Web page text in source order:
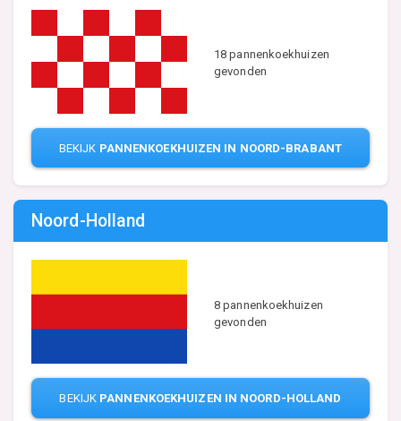
18 pannenkoekhuizen
gevonden
BEKIJK PANNENKOEKHUIZEN IN NOORD-BRABANT
Noord-Holland
8 pannenkoekhuizen
gevonden
BEKIJK PANNENKOEKHUIZEN IN NOORD-HOLLAND